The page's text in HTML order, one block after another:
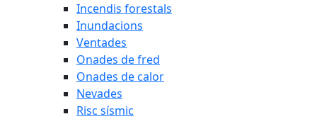
Incendis forestals
Inundacions
Ventades
Onades de fred
Onades de calor
Nevades
Risc sísmic